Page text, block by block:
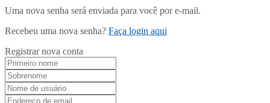
Uma nova senha será enviada para você por e-mail.
Recebeu uma nova senha? Faça login aqui
Registrar nova conta